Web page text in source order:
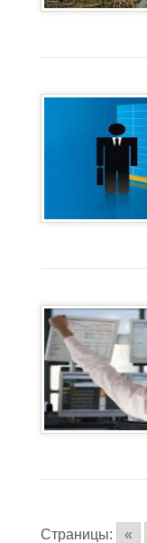
Страницы: «